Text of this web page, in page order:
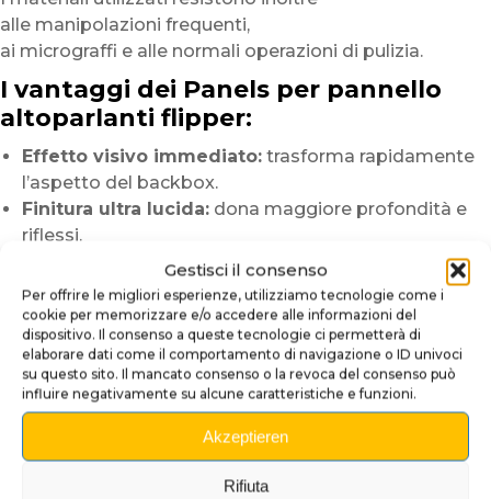
Gestisci il consenso
Per offrire le migliori esperienze, utilizziamo tecnologie come i
cookie per memorizzare e/o accedere alle informazioni del
dispositivo. Il consenso a queste tecnologie ci permetterà di
elaborare dati come il comportamento di navigazione o ID univoci
su questo sito. Il mancato consenso o la revoca del consenso può
influire negativamente su alcune caratteristiche e funzioni.
Akzeptieren
Rifiuta
alle manipolazioni frequenti,
ai micrograffi e alle normali operazioni di pulizia.
I vantaggi dei Panels per pannello
altoparlanti flipper:
Effetto visivo immediato: trasforma rapidamente
l’aspetto del backbox.
Finitura ultra lucida: dona maggiore profondità e
riflessi.
Compatibilità multi-marca:ritagli adatti a
numerosi modelli di flipper.
Installazione semplice:montaggio rapido in
versione adesiva o magnetica.
Personalizzazione elegante:migliora l’identità
visiva della vostra macchina.
Installazione semplice e pulita